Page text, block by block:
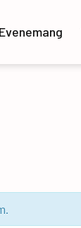
Evenemang